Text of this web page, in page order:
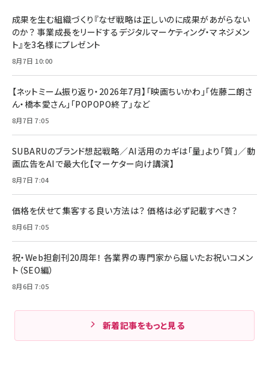
成果を生む組織づくり『なぜ戦略は正しいのに成果があがらない
のか？ 事業成長をリードするデジタルマーケティング・マネジメン
ト』を3名様にプレゼント
8月7日 10:00
【ネットミーム振り返り・2026年7月】「映画ちいかわ」「佐藤二朗さ
ん・橋本愛さん」「POPOPO終了」など
8月7日 7:05
SUBARUのブランド想起戦略／AI活用のカギは「量」より「質」／動
画広告をAIで最大化【マーケター向け講演】
8月7日 7:04
価格を伏せて集客する良い方法は？ 価格は必ず記載すべき？
8月6日 7:05
祝・Web担創刊20周年！ 各業界の専門家から届いたお祝いコメン
ト（SEO編）
8月6日 7:05
新着記事をもっと見る